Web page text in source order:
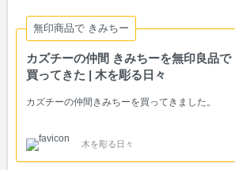
無印商品で きみちー
カズチーの仲間 きみちーを無印良品で
買ってきた | 木を彫る日々
カズチーの仲間きみちーを買ってきました。
木を彫る日々